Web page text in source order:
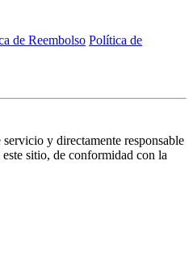
de Reembolso Política de
y directamente responsable
sitio, de conformidad con la